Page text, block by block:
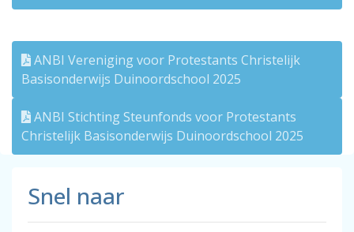
ANBI Vereniging voor Protestants Christelijk
Basisonderwijs Duinoordschool 2025
ANBI Stichting Steunfonds voor Protestants
Christelijk Basisonderwijs Duinoordschool 2025
Snel naar